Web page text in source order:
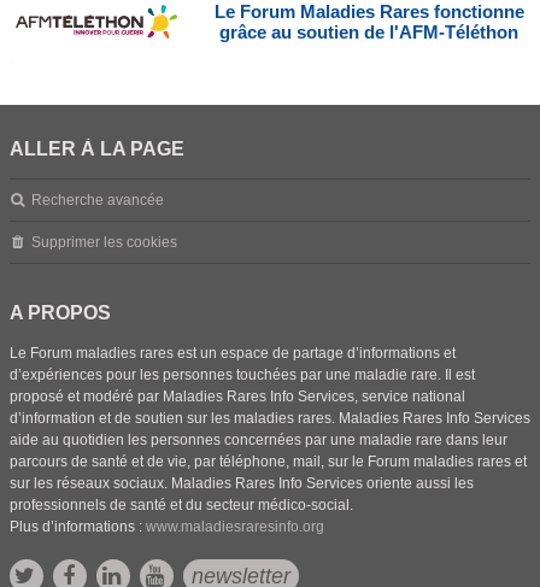
Le Forum Maladies Rares fonctionne
grâce au soutien de l'AFM-Téléthon
ALLER À LA PAGE
Recherche avancée
Supprimer les cookies
A PROPOS
Le Forum maladies rares est un espace de partage d’informations et
d’expériences pour les personnes touchées par une maladie rare. Il est
proposé et modéré par Maladies Rares Info Services, service national
d’information et de soutien sur les maladies rares. Maladies Rares Info Services
aide au quotidien les personnes concernées par une maladie rare dans leur
parcours de santé et de vie, par téléphone, mail, sur le Forum maladies rares et
sur les réseaux sociaux. Maladies Rares Info Services oriente aussi les
professionnels de santé et du secteur médico-social.
Plus d’informations : www.maladiesraresinfo.org
newsletter